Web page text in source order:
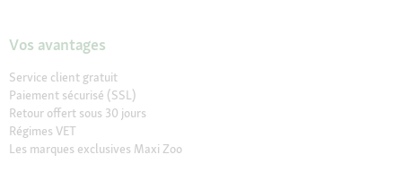
Vos avantages
Service client gratuit
Paiement sécurisé (SSL)
Retour offert sous 30 jours
Régimes VET
Les marques exclusives Maxi Zoo